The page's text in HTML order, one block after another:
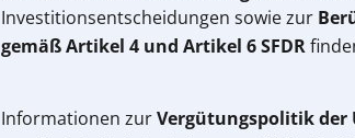
Investitionsentscheidungen sowie zur
gemäß Artikel 4 und Artikel 6 SFDR
Informationen zurVergütungspolitik der